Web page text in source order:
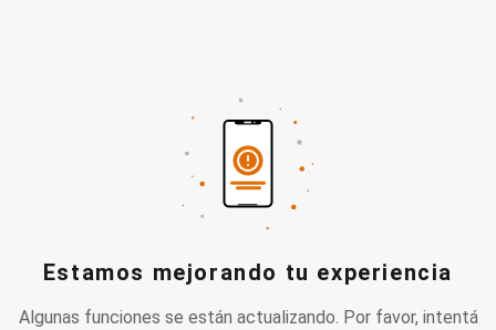
Estamos mejorando tu experiencia
Algunas funciones se están actualizando. Por favor, intentá